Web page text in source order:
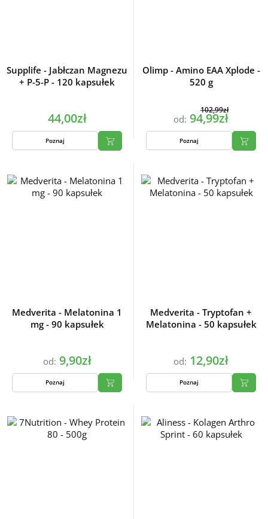
Supplife - Jabłczan Magnezu
+ P-5-P - 120 kapsułek
44,00zł
Poznaj
Olimp - Amino EAA Xplode -
520 g
od:
102,99zł
94,99zł
Poznaj
Medverita - Melatonina 1
mg - 90 kapsułek
od: 9,90zł
Poznaj
Medverita - Tryptofan +
Melatonina - 50 kapsułek
od: 12,90zł
Poznaj